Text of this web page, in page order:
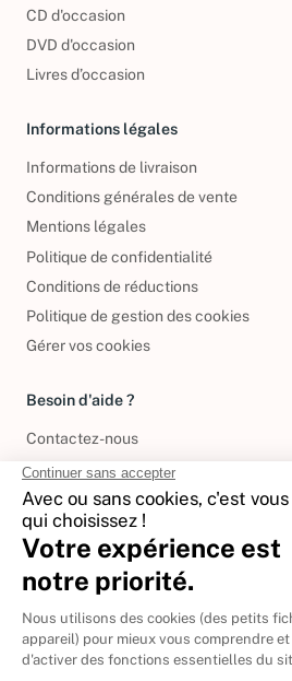
CD d'occasion
DVD d'occasion
Livres d’occasion
Informations légales
Informations de livraison
Conditions générales de vente
Mentions légales
Politique de confidentialité
Conditions de réductions
Politique de gestion des cookies
Gérer vos cookies
Besoin d'aide ?
Contactez-nous
International
🇪🇸Espagne
🇮🇹Italie